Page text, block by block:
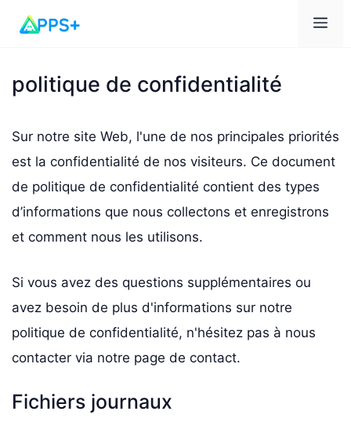
politique de confidentialité
Sur notre site Web, l'une de nos principales priorités
est la confidentialité de nos visiteurs. Ce document
de politique de confidentialité contient des types
d’informations que nous collectons et enregistrons
et comment nous les utilisons.
Si vous avez des questions supplémentaires ou
avez besoin de plus d'informations sur notre
politique de confidentialité, n'hésitez pas à nous
contacter via notre page de contact.
Fichiers journaux